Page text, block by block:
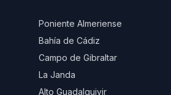
Poniente Almeriense
Bahía de Cádiz
Campo de Gibraltar
La Janda
Alto Guadalquivir